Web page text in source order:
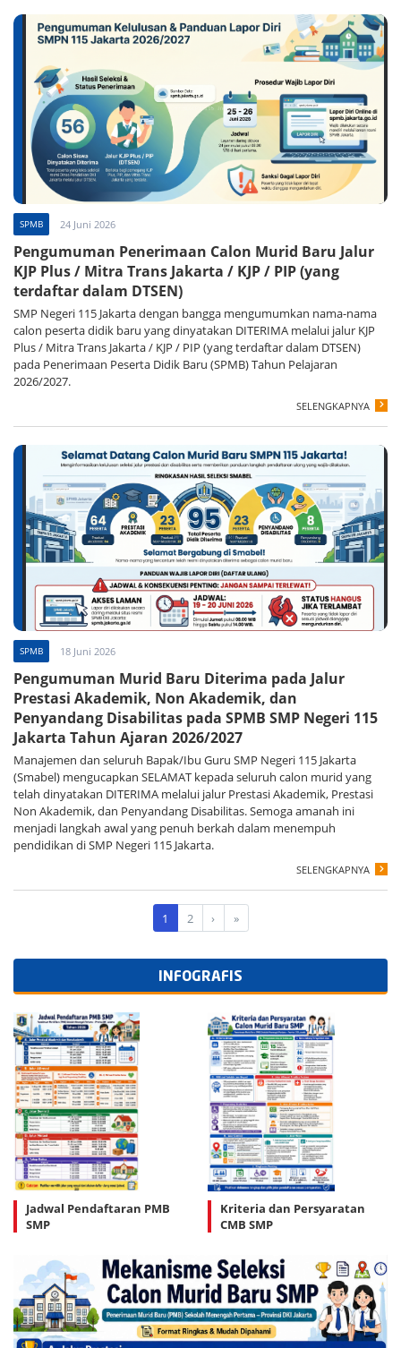
SPMB 24 Juni 2026
Pengumuman Penerimaan Calon Murid Baru Jalur
KJP Plus / Mitra Trans Jakarta / KJP / PIP (yang
terdaftar dalam DTSEN)
SMP Negeri 115 Jakarta dengan bangga mengumumkan nama-nama
calon peserta didik baru yang dinyatakan DITERIMA melalui jalur KJP
Plus / Mitra Trans Jakarta / KJP / PIP (yang terdaftar dalam DTSEN)
pada Penerimaan Peserta Didik Baru (SPMB) Tahun Pelajaran
2026/2027.
SELENGKAPNYA
SPMB 18 Juni 2026
Pengumuman Murid Baru Diterima pada Jalur
Prestasi Akademik, Non Akademik, dan
Penyandang Disabilitas pada SPMB SMP Negeri 115
Jakarta Tahun Ajaran 2026/2027
Manajemen dan seluruh Bapak/Ibu Guru SMP Negeri 115 Jakarta
(Smabel) mengucapkan SELAMAT kepada seluruh calon murid yang
telah dinyatakan DITERIMA melalui jalur Prestasi Akademik, Prestasi
Non Akademik, dan Penyandang Disabilitas. Semoga amanah ini
menjadi langkah awal yang penuh berkah dalam menempuh
pendidikan di SMP Negeri 115 Jakarta.
SELENGKAPNYA
1 2 › »
INFOGRAFIS
Jadwal Pendaftaran PMB
SMP
Kriteria dan Persyaratan
CMB SMP